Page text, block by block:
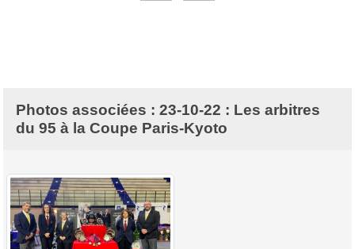
Photos associées : 23-10-22 : Les arbitres
du 95 à la Coupe Paris-Kyoto